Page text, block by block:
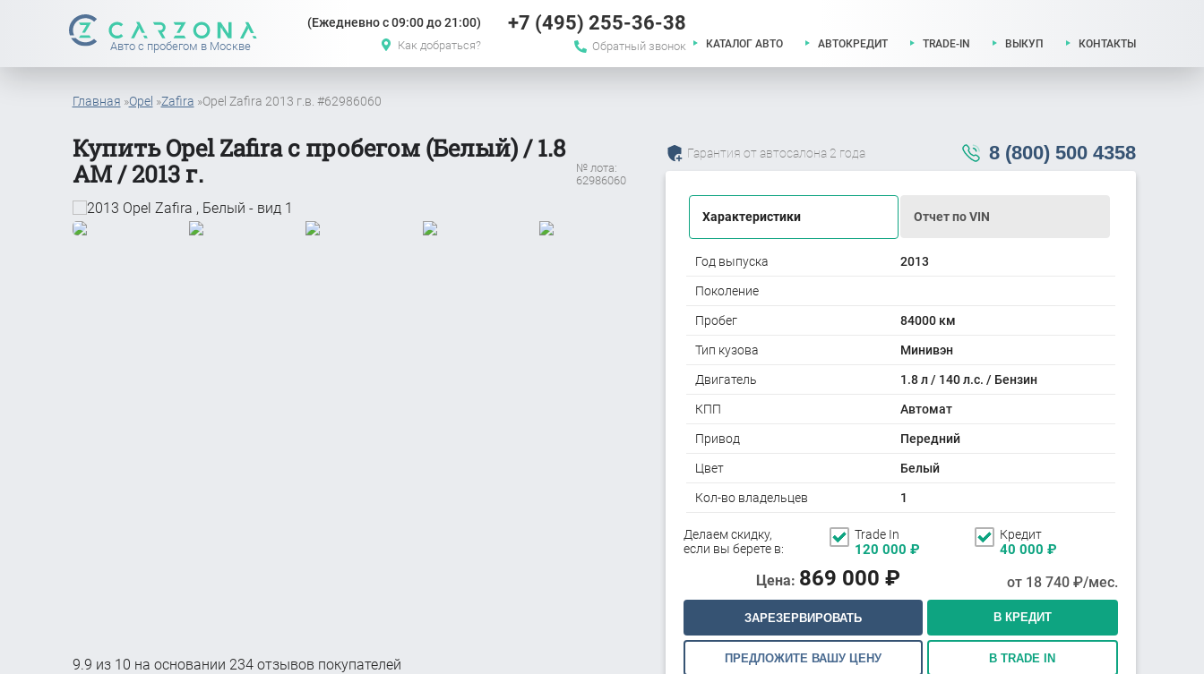
Авто с пробегом в Москве
(Ежедневно с 09:00 до 21:00)
Как добраться?
+7 (495) 255-36-38
Обратный звонок КАТАЛОГ АВТО АВТОКРЕДИТ TRADE-IN ВЫКУП КОНТАКТЫ
Главная »Opel »Zafira »Opel Zafira 2013 г.в. #62986060
Купить Opel Zafira с пробегом (Белый) / 1.8
АМ / 2013 г.
№ лота:
62986060
9.9 из 10 на основании 234отзывов покупателей
Гарантия от автосалона 2 года 8 (800) 500 4358
Характеристики Отчет по VIN
Год выпуска 2013
Поколение
Пробег 84000 км
Тип кузова Минивэн
Двигатель 1.8 л / 140 л.с. / Бензин
КПП Автомат
Привод Передний
Цвет Белый
Кол-во владельцев 1
Делаем скидку,
если вы берете в:
Trade In
120 000 ₽
Кредит
40 000 ₽
Цена: 869 000 ₽ от 18 740₽/мес.
ЗАРЕЗЕРВИРОВАТЬ В КРЕДИТ
ПРЕДЛОЖИТЕ ВАШУ ЦЕНУ В TRADE IN